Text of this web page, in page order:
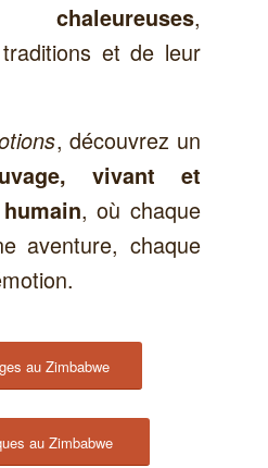
chaleureuses,
et de leur
, découvrez un
vivant et
, où chaque
aventure, chaque
au Zimbabwe
au Zimbabwe